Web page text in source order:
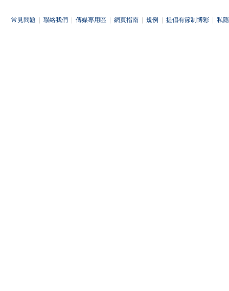
常見問題 聯絡我們 傳媒專用區 網頁指南 規例 提倡有節制博彩 私